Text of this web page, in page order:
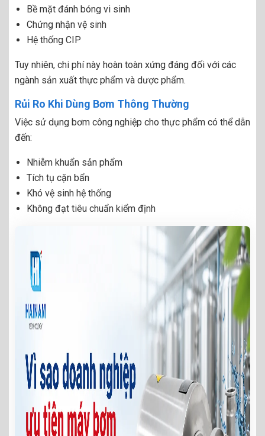
Bề mặt đánh bóng vi sinh
Chứng nhận vệ sinh
Hệ thống CIP
Tuy nhiên, chi phí này hoàn toàn xứng đáng đối với các
ngành sản xuất thực phẩm và dược phẩm.
Rủi Ro Khi Dùng Bơm Thông Thường
Việc sử dụng bơm công nghiệp cho thực phẩm có thể dẫn
đến:
Nhiễm khuẩn sản phẩm
Tích tụ cặn bẩn
Khó vệ sinh hệ thống
Không đạt tiêu chuẩn kiểm định